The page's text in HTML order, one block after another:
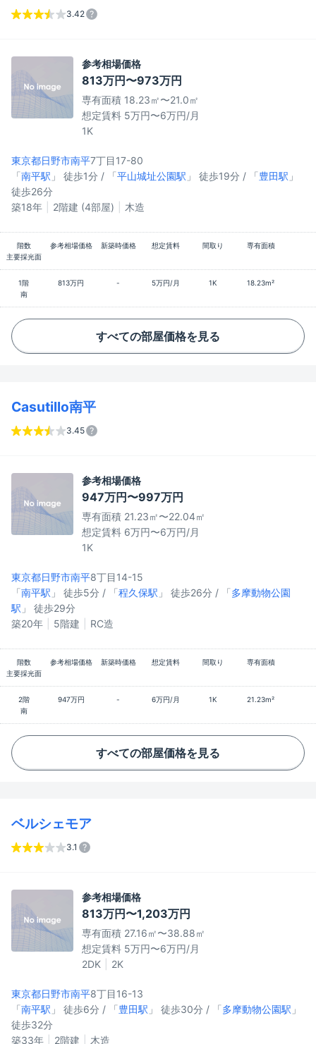
3.42
参考相場価格
813万円〜973万円
専有面積 18.23㎡〜21.0㎡
想定賃料 5万円〜6万円/月
1K
東京都日野市南平7丁目17-80
「南平駅 」 徒歩1分 / 「平山城址公園駅 」 徒歩19分 / 「豊田駅 」
徒歩26分
築18年
2階建 (4部屋) 木造
階数 参考相場価格 新築時価格 想定賃料 間取り
専有面積
主要採光面
1階 813万円 - 5万円/月 1K
18.23m²
南
すべての部屋価格を見る
Casutillo南平
3.45
参考相場価格
947万円〜997万円
専有面積 21.23㎡〜22.04㎡
想定賃料 6万円〜6万円/月
1K
東京都日野市南平8丁目14-15
「南平駅 」 徒歩5分 / 「程久保駅 」 徒歩26分 / 「多摩動物公園
駅 」 徒歩29分
築20年
5階建 RC造
階数 参考相場価格 新築時価格 想定賃料 間取り
専有面積
主要採光面
2階 947万円 - 6万円/月 1K
21.23m²
南
すべての部屋価格を見る
ベルシェモア
3.1
参考相場価格
813万円〜1,203万円
専有面積 27.16㎡〜38.88㎡
想定賃料 5万円〜6万円/月
2DK
2K
東京都日野市南平8丁目16-13
「南平駅 」 徒歩6分 / 「豊田駅 」 徒歩30分 / 「多摩動物公園駅 」
徒歩32分
築33年
2階建 木造